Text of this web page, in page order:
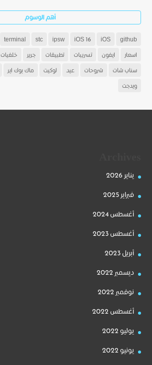
أهم الوسوم
github
iOS
iOS 16
ipsw
stc
terminal
اسعار
ايفون تسريبات تطبيقات جرير خلفيات
سناب شات
شروحات عيد لوكيت ماك بوك اير
ويدجت
يناير 2026
فبراير 2025
أغسطس 2024
أغسطس 2023
أبريل 2023
ديسمبر 2022
نوفمبر 2022
أغسطس 2022
يوليو 2022
يونيو 2022